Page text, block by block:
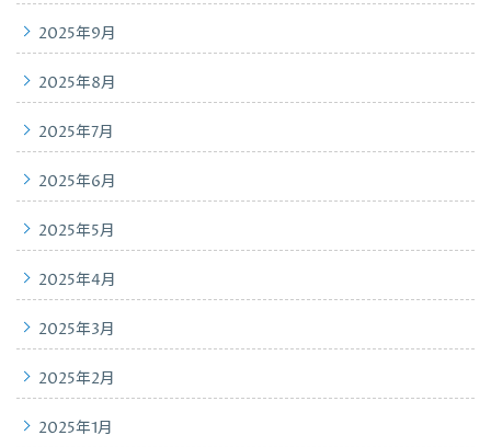
2025年9月
2025年8月
2025年7月
2025年6月
2025年5月
2025年4月
2025年3月
2025年2月
2025年1月